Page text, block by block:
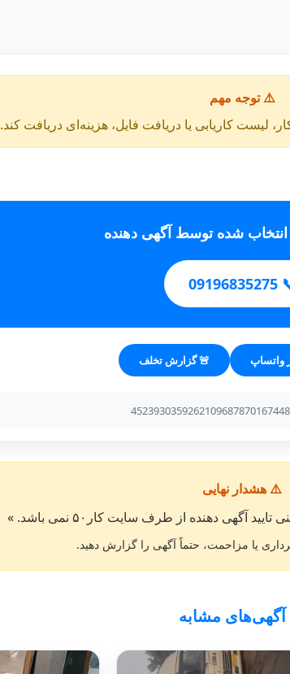
⚠️ توجه مهم
لیست کاریابی یا دریافت فایل، هزینه‌ای دریافت کند.
انتخاب شده توسط آگهی دهنده
📞
واتساپ 🚨 گزارش تخلف
⚠️ هشدار نهایی
یا مزاحمت، حتماً آگهی را گزارش دهید.
آگهی‌های مشابه